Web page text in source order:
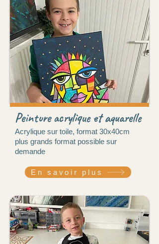
Peinture acrylique et aquarelle
Acrylique sur toile, format 30x40cm
plus grands format possible sur
demande
En savoir plus
20 € /séance